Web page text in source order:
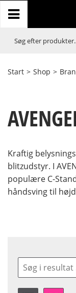
Start > Shop >
Kraftig
blitzudstyr. I
populære C-
håndsving til